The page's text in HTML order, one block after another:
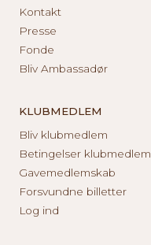
Kontakt
Presse
Fonde
Bliv Ambassadør
KLUBMEDLEM
Bliv klubmedlem
Betingelser klubmedlem
Gavemedlemskab
Forsvundne billetter
Log ind